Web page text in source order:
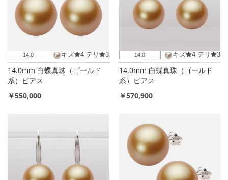
14.0 キズ 4 テリ 3
14.0mm 白蝶真珠（ゴールド
系）ピアス
￥550,000
14.0 キズ 4 テリ 3
14.0mm 白蝶真珠（ゴールド
系）ピアス
￥570,900